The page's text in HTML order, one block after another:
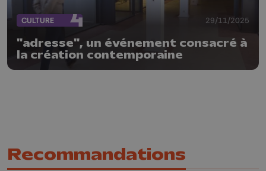
CULTURE 29/11/2025
"adresse", un événement consacré à
la création contemporaine
Recommandations